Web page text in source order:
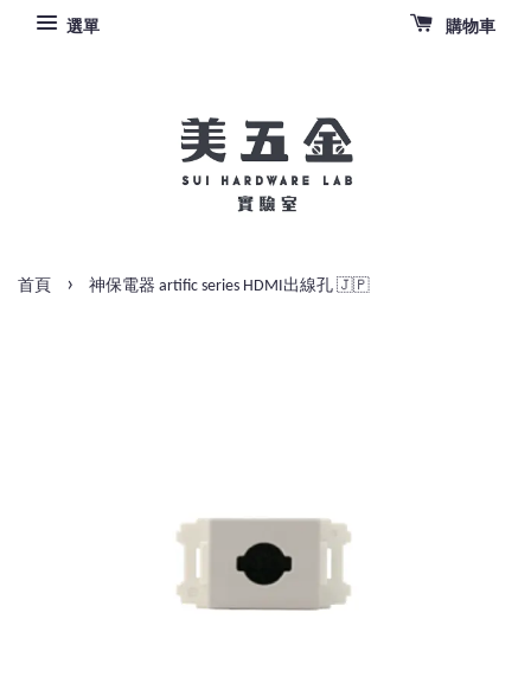
選單 購物車
首頁 › 神保電器 artific series HDMI出線孔 🇯🇵